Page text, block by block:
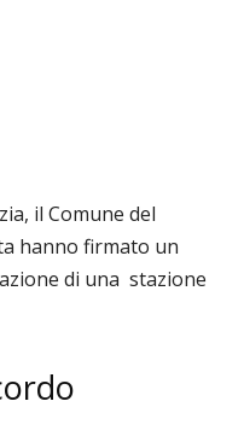
il Comune del
hanno firmato un
di una stazione